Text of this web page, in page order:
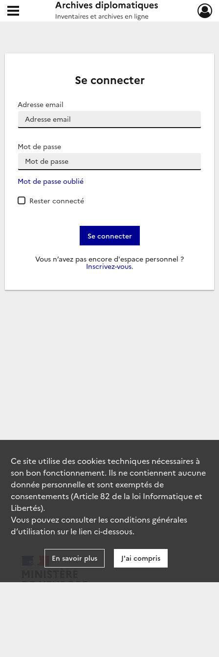
Archives diplomatiques
Ouvrir le menu déroulant
Se connecter
Adresse email
Mot de passe
Mot de passe oublié
Rester connecté
Se connecter
Vous n’avez pas encore d'espace personnel ?
Inscrivez-vous.
Ce site utilise descookiestechniques nécessaires à
son bon fonctionnement. Ils ne contiennent aucune
donnée personnelle et sont exemptés de
consentements (Article 82 de la loi Informatique et
Libertés).
Vous pouvez consulter les conditions générales
d’utilisation sur le lien ci-dessous.
En savoir plus J'ai compris